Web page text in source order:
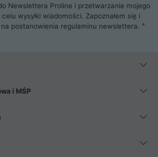
Newslettera Proline i przetwarzanie mojego
wysyłki wiadomości. Zapoznałem się i
postanowienia regulaminu newslettera.
i MŚP